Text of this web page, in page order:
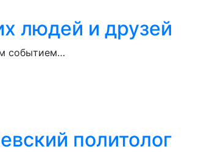
людей и друзей
событием…
политолог